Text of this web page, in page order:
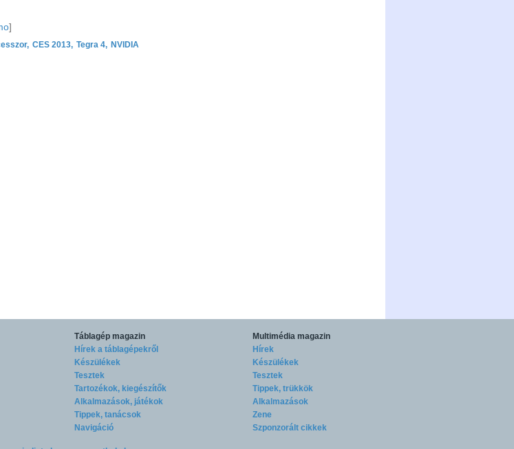
]
, CES 2013, Tegra 4, NVIDIA
Táblagép magazin
Hírek a táblagépekről
Készülékek
Tesztek
Tartozékok, kiegészítők
Alkalmazások, játékok
Tippek, tanácsok
Navigáció
Multimédia magazin
Hírek
Készülékek
Tesztek
Tippek, trükkök
Alkalmazások
Zene
Szponzorált cikkek